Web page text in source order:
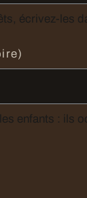
enfants : ils